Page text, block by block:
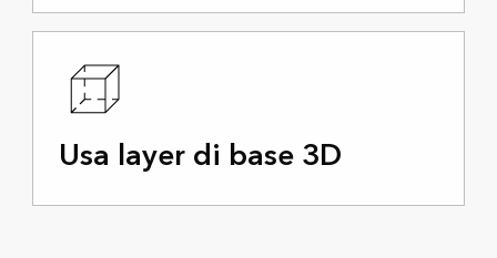
Usa layer di base 3D